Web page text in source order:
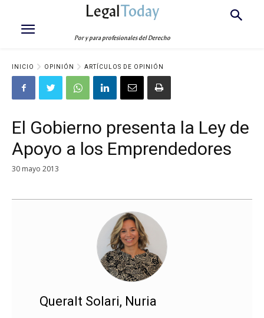
LegalToday
Por y para profesionales del Derecho
INICIO OPINIÓN ARTÍCULOS DE OPINIÓN
El Gobierno presenta la Ley de
Apoyo a los Emprendedores
30 mayo 2013
Queralt Solari, Nuria